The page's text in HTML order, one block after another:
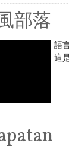
部落
語
這